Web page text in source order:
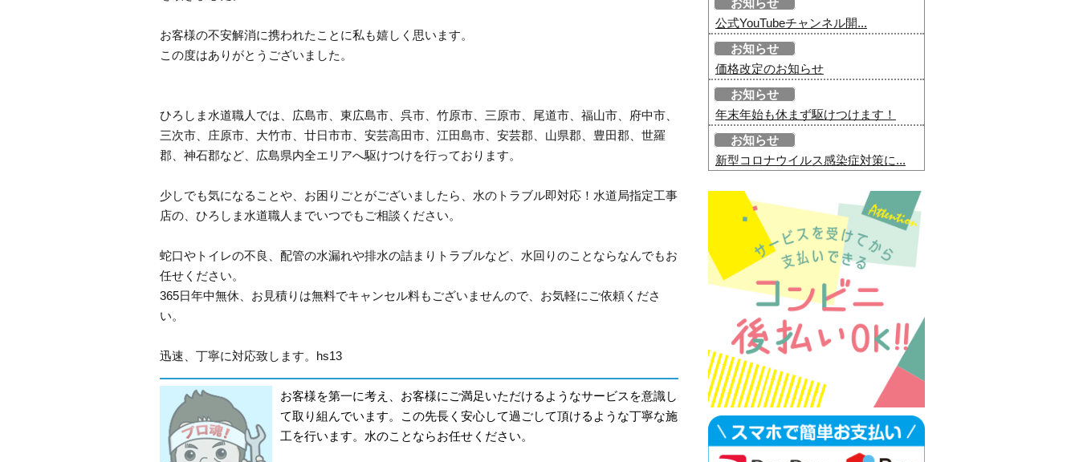
お客様の不安解消に携われたことに私も嬉しく思います。
この度はありがとうございました。
ひろしま水道職人では、広島市、東広島市、呉市、竹原市、三原市、尾道市、福山市、府中市、
三次市、庄原市、大竹市、廿日市市、安芸高田市、江田島市、安芸郡、山県郡、豊田郡、世羅
郡、神石郡など、広島県内全エリアへ駆けつけを行っております。
少しでも気になることや、お困りごとがございましたら、水のトラブル即対応！水道局指定工事
店の、ひろしま水道職人までいつでもご相談ください。
蛇口やトイレの不良、配管の水漏れや排水の詰まりトラブルなど、水回りのことならなんでもお
任せください。
365日年中無休、お見積りは無料でキャンセル料もございませんので、お気軽にご依頼くださ
い。
迅速、丁寧に対応致します。hs13
お客様を第一に考え、お客様にご満足いただけるようなサービスを意識し
て取り組んでいます。この先長く安心して過ごして頂けるような丁寧な施
工を行います。水のことならお任せください。
お知らせ
公式YouTubeチャンネル開...
お知らせ
価格改定のお知らせ
お知らせ
年末年始も休まず駆けつけます！
お知らせ
新型コロナウイルス感染症対策に...